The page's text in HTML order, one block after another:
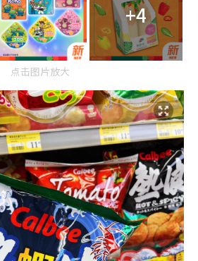
+4
点击图片放大